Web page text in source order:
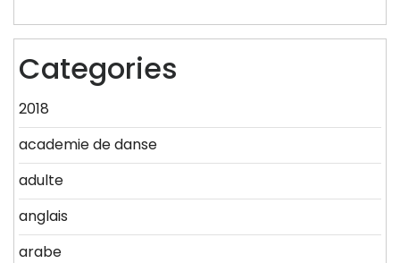
Categories
2018
academie de danse
adulte
anglais
arabe